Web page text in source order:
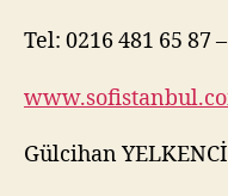
Tel: 0216 481 65 87
Gülcihan YELKENCİ